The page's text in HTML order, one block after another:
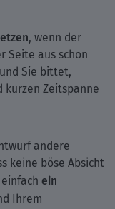
, wenn der
Seite aus schon
Sie bittet,
Zeitspanne
andere
keine böse Absicht
ein
Ihrem